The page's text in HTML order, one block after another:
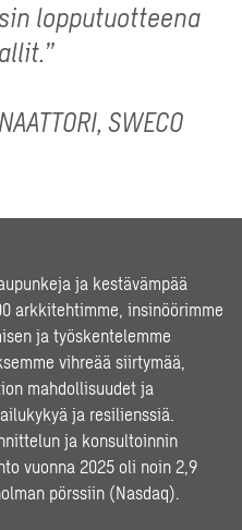
lopputuotteena
SWECO
ja kestävämpää
arkkitehtimme, insinöörimme
ja työskentelemme
vihreää siirtymää,
mahdollisuudet ja
ja resilienssiä.
ja konsultoinnin
vuonna 2025 oli noin 2,9
pörssiin (Nasdaq).